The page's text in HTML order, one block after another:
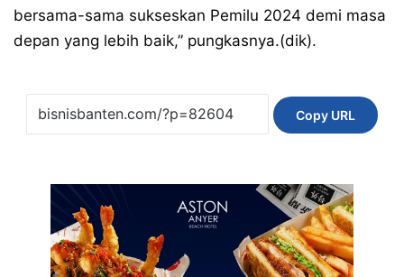
bersama-sama sukseskan Pemilu 2024 demi masa
depan yang lebih baik,” pungkasnya.(dik).
Copy URL